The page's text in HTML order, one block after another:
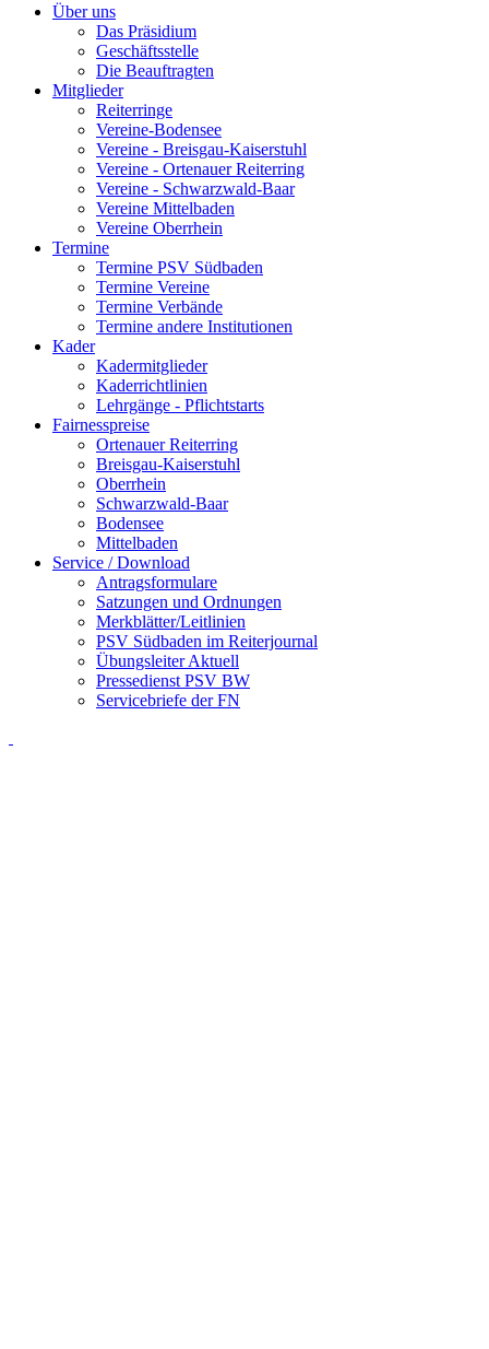
Über uns
Das Präsidium
Geschäftsstelle
Die Beauftragten
Mitglieder
Reiterringe
Vereine-Bodensee
Vereine - Breisgau-Kaiserstuhl
Vereine - Ortenauer Reiterring
Vereine - Schwarzwald-Baar
Vereine Mittelbaden
Vereine Oberrhein
Termine
Termine PSV Südbaden
Termine Vereine
Termine Verbände
Termine andere Institutionen
Kader
Kadermitglieder
Kaderrichtlinien
Lehrgänge - Pflichtstarts
Fairnesspreise
Ortenauer Reiterring
Breisgau-Kaiserstuhl
Oberrhein
Schwarzwald-Baar
Bodensee
Mittelbaden
Service / Download
Antragsformulare
Satzungen und Ordnungen
Merkblätter/Leitlinien
PSV Südbaden im Reiterjournal
Übungsleiter Aktuell
Pressedienst PSV BW
Servicebriefe der FN